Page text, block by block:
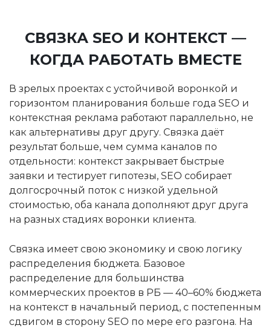
СВЯЗКА SEO И КОНТЕКСТ —
КОГДА РАБОТАТЬ ВМЕСТЕ
В зрелых проектах с устойчивой воронкой и
горизонтом планирования больше года SEO и
контекстная реклама работают параллельно, не
как альтернативы друг другу. Связка даёт
результат больше, чем сумма каналов по
отдельности: контекст закрывает быстрые
заявки и тестирует гипотезы, SEO собирает
долгосрочный поток с низкой удельной
стоимостью, оба канала дополняют друг друга
на разных стадиях воронки клиента.
Связка имеет свою экономику и свою логику
распределения бюджета. Базовое
распределение для большинства
коммерческих проектов в РБ — 40–60% бюджета
на контекст в начальный период, с постепенным
сдвигом в сторону SEO по мере его разгона. На